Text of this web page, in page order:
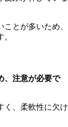
とが多いため、
、注意が必要で
く、柔軟性に欠け